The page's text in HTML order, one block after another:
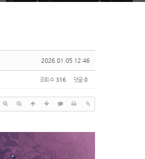
2026.01.05 12:46
조회 수 316 댓글 0